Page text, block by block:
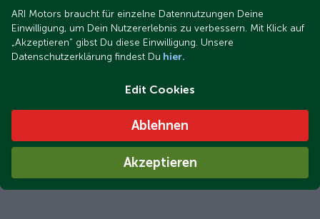
ARI Motors braucht für einzelne Datennutzungen Deine
Einwilligung, um Dein Nutzererlebnis zu verbessern. Mit Klick auf
„Akzeptieren“ gibst Du diese Einwilligung. Unsere
Datenschutzerklärung findest Du hier.
Edit Cookies
Ablehnen
Akzeptieren